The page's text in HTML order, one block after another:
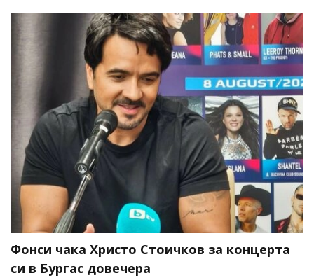
Фонси чака Христо Стоичков за концерта
си в Бургас довечера